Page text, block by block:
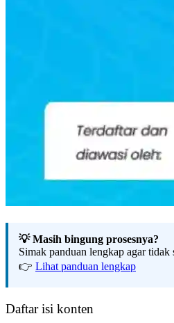
💡 Masih bingung prosesnya?
Simak panduan lengkap agar tidak
👉 Lihat panduan lengkap
Daftar isi konten